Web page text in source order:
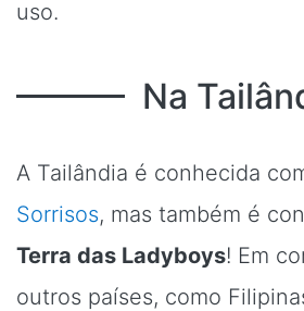
uso.
Na
A Tailândia é conhecida
Sorrisos, mas também é
Terra das Ladyboys! Em
outros países, como